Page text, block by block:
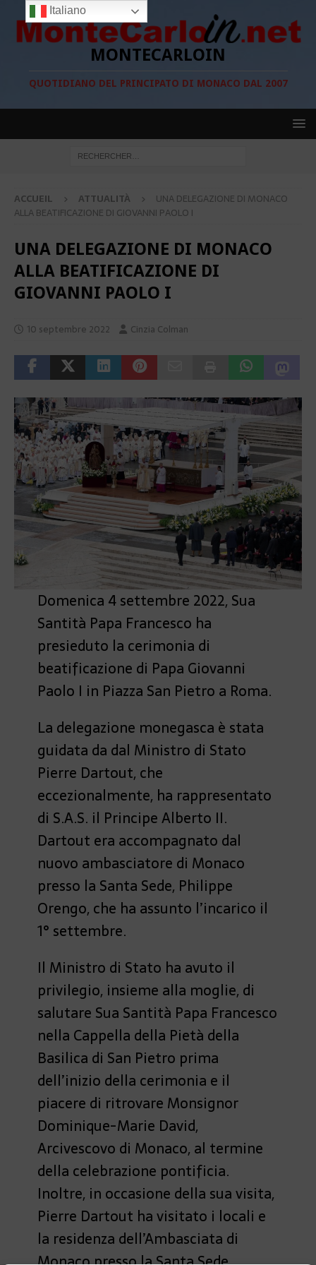
MONTECARLOIN
QUOTIDIANO DEL PRINCIPATO DI MONACO DAL 2007
ACCUEIL ATTUALITÀ
UNA DELEGAZIONE DI MONACO
ALLA BEATIFICAZIONE DI GIOVANNI PAOLO I
UNA DELEGAZIONE DI MONACO
ALLA BEATIFICAZIONE DI
GIOVANNI PAOLO I
10 septembre 2022 Cinzia Colman
Domenica 4 settembre 2022, Sua
Santità Papa Francesco ha
presieduto la cerimonia di
beatificazione di Papa Giovanni
Paolo I in Piazza San Pietro a Roma.
La delegazione monegasca è stata
guidata da dal Ministro di Stato
Pierre Dartout, che
eccezionalmente, ha rappresentato
di S.A.S. il Principe Alberto II.
Dartout era accompagnato dal
nuovo ambasciatore di Monaco
presso la Santa Sede, Philippe
Orengo, che ha assunto l’incarico il
1° settembre.
Il Ministro di Stato ha avuto il
privilegio, insieme alla moglie, di
salutare Sua Santità Papa Francesco
nella Cappella della Pietà della
Basilica di San Pietro prima
dell’inizio della cerimonia e il
piacere di ritrovare Monsignor
Dominique-Marie David,
Arcivescovo di Monaco, al termine
della celebrazione pontificia.
Inoltre, in occasione della sua visita,
Pierre Dartout ha visitato i locali e
la residenza dell’Ambasciata di
Italiano